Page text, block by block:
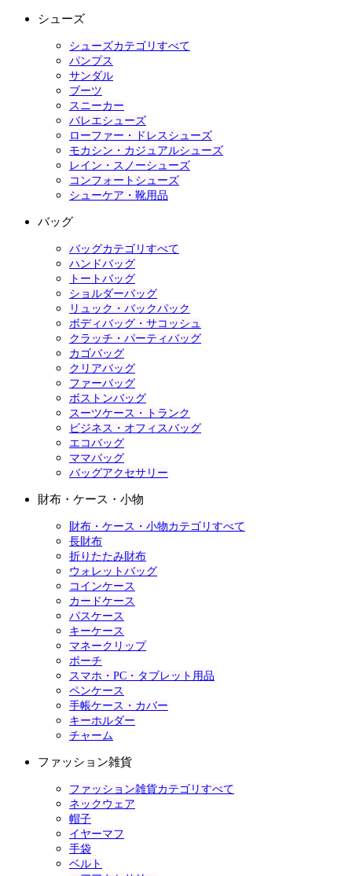
シューズ
シューズカテゴリすべて
パンプス
サンダル
ブーツ
スニーカー
バレエシューズ
ローファー・ドレスシューズ
モカシン・カジュアルシューズ
レイン・スノーシューズ
コンフォートシューズ
シューケア・靴用品
バッグ
バッグカテゴリすべて
ハンドバッグ
トートバッグ
ショルダーバッグ
リュック・バックパック
ボディバッグ・サコッシュ
クラッチ・パーティバッグ
カゴバッグ
クリアバッグ
ファーバッグ
ボストンバッグ
スーツケース・トランク
ビジネス・オフィスバッグ
エコバッグ
ママバッグ
バッグアクセサリー
財布・ケース・小物
財布・ケース・小物カテゴリすべて
長財布
折りたたみ財布
ウォレットバッグ
コインケース
カードケース
パスケース
キーケース
マネークリップ
ポーチ
スマホ・PC・タブレット用品
ペンケース
手帳ケース・カバー
キーホルダー
チャーム
ファッション雑貨
ファッション雑貨カテゴリすべて
ネックウェア
帽子
イヤーマフ
手袋
ベルト